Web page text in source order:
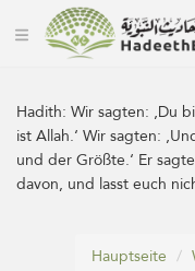
Hadith:Wir sagten: ‚Du
ist Allah.‘ Wir sagten:
und der Größte.‘ Er
davon, und lasst euch
Hauptseite